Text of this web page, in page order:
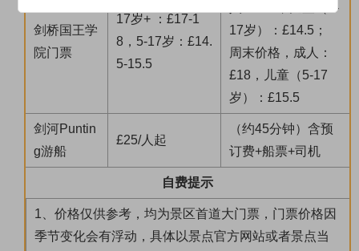
剑桥国王学
院门票
17岁+ ：£17-1
8，5-17岁：£14.
5-15.5
人：£17，儿童（5-
17岁）：£14.5；
周末价格，成人：
£18，儿童（5-17
岁）：£15.5
剑河Puntin
g游船
£25/人起
（约45分钟）含预
订费+船票+司机
自费提示
1、价格仅供参考，均为景区首道大门票，门票价格因
季节变化会有浮动，具体以景点官方网站或者景点当